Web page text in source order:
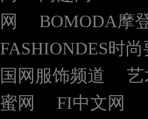
网
BOMODA摩
FASHIONDES时尚
国网服饰频道
艺
蜜网
FI中文网